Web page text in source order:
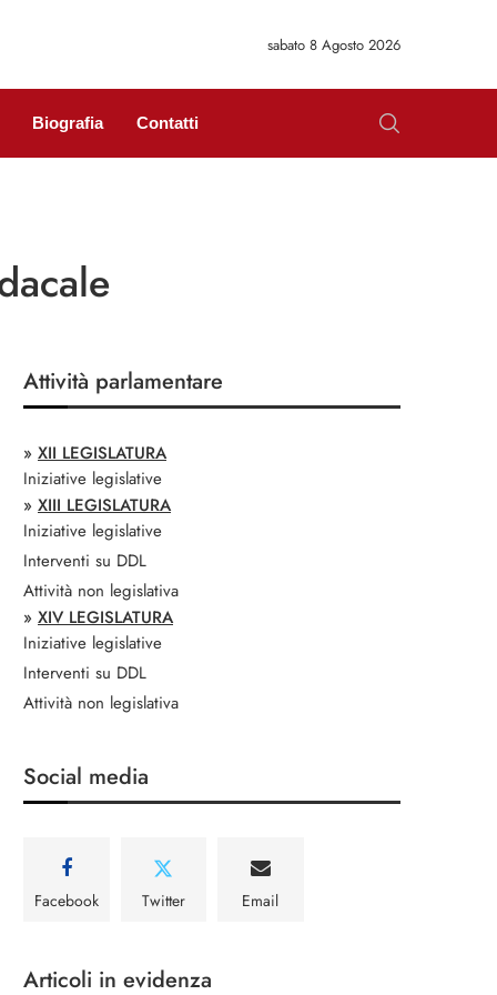
sabato 8 Agosto 2026
Biografia Contatti
Attività parlamentare
» XII LEGISLATURA
Iniziative legislative
» XIII LEGISLATURA
Iniziative legislative
Interventi su DDL
Attività non legislativa
» XIV LEGISLATURA
Iniziative legislative
Interventi su DDL
Attività non legislativa
Social media
Facebook Twitter Email
Articoli in evidenza